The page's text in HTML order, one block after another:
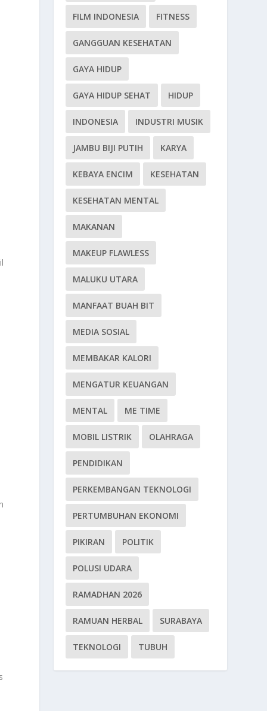
FILM INDONESIA FITNESS
GANGGUAN KESEHATAN
GAYA HIDUP
GAYA HIDUP SEHAT HIDUP
INDONESIA INDUSTRI MUSIK
JAMBU BIJI PUTIH KARYA
KEBAYA ENCIM KESEHATAN
KESEHATAN MENTAL
MAKANAN
MAKEUP FLAWLESS
MALUKU UTARA
MANFAAT BUAH BIT
MEDIA SOSIAL
MEMBAKAR KALORI
MENGATUR KEUANGAN
MENTAL ME TIME
MOBIL LISTRIK OLAHRAGA
PENDIDIKAN
PERKEMBANGAN TEKNOLOGI
PERTUMBUHAN EKONOMI
PIKIRAN POLITIK
POLUSI UDARA
RAMADHAN 2026
RAMUAN HERBAL SURABAYA
TEKNOLOGI TUBUH